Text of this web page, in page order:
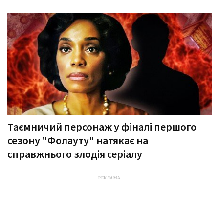
Таємничий персонаж у фіналі першого
сезону "Фолауту" натякає на
справжнього злодія серіалу
РЕКЛАМА